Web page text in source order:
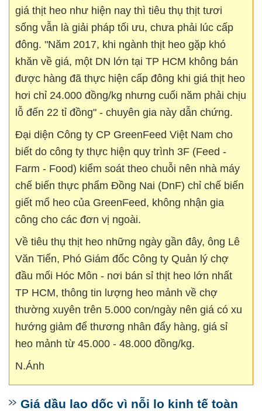
giá thịt heo như hiện nay thì tiêu thụ thịt tươi
sống vẫn là giải pháp tối ưu, chưa phải lúc cấp
đông. "Năm 2017, khi ngành thịt heo gặp khó
khăn về giá, một DN lớn tại TP HCM không bán
được hàng đã thực hiện cấp đông khi giá thịt heo
hơi chỉ 24.000 đồng/kg nhưng cuối năm phải chịu
lỗ đến 22 tỉ đồng" - chuyên gia này dẫn chứng.
Đại diện Công ty CP GreenFeed Việt Nam cho
biết do công ty thực hiện quy trình 3F (Feed -
Farm - Food) kiểm soát theo chuỗi nên nhà máy
chế biến thực phẩm Đồng Nai (DnF) chỉ chế biến
giết mổ heo của GreenFeed, không nhận gia
công cho các đơn vị ngoài.
Về tiêu thụ thịt heo những ngày gần đây, ông Lê
Văn Tiển, Phó Giám đốc Công ty Quản lý chợ
đầu mối Hóc Môn - nơi bán sỉ thịt heo lớn nhất
TP HCM, thông tin lượng heo mảnh về chợ
thường xuyên trên 5.000 con/ngày nên giá có xu
hướng giảm để thương nhân đẩy hàng, giá sỉ
heo mảnh từ 45.000 - 48.000 đồng/kg.
N.Ánh
Giá dầu lao dốc vì nỗi lo kinh tế toàn